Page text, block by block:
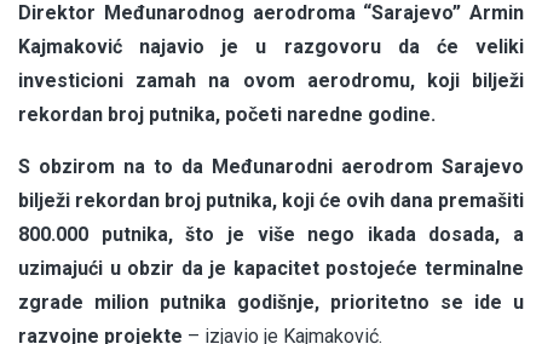
Direktor Međunarodnog aerodroma “Sarajevo” Armin
Kajmaković najavio je u razgovoru da će veliki
investicioni zamah na ovom aerodromu, koji bilježi
rekordan broj putnika, početi naredne godine.
S obzirom na to da Međunarodni aerodrom Sarajevo
bilježi rekordan broj putnika, koji će ovih dana premašiti
800.000 putnika, što je više nego ikada dosada, a
uzimajući u obzir da je kapacitet postojeće terminalne
zgrade milion putnika godišnje, prioritetno se ide u
razvojne projekte – izjavio je Kajmaković.